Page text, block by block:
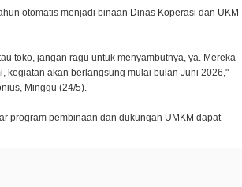
otomatis menjadi binaan Dinas Koperasi dan UKM
toko, jangan ragu untuk menyambutnya, ya. Mereka
kegiatan akan berlangsung mulai bulan Juni 2026,"
Minggu (24/5).
program pembinaan dan dukungan UMKM dapat